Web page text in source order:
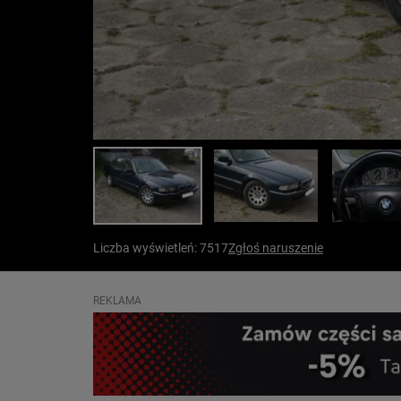
Liczba wyświetleń: 7517Zgłoś naruszenie
REKLAMA